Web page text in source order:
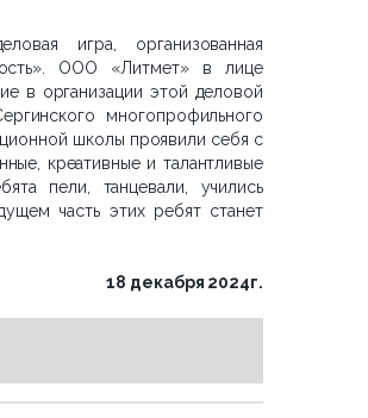
игра, организованная
ООО «Литмет» в лице
в организации этой деловой
многопрофильного
школы проявили себя с
креативные и талантливые
пели, танцевали, учились
часть этих ребят станет
18 декабря 2024г.